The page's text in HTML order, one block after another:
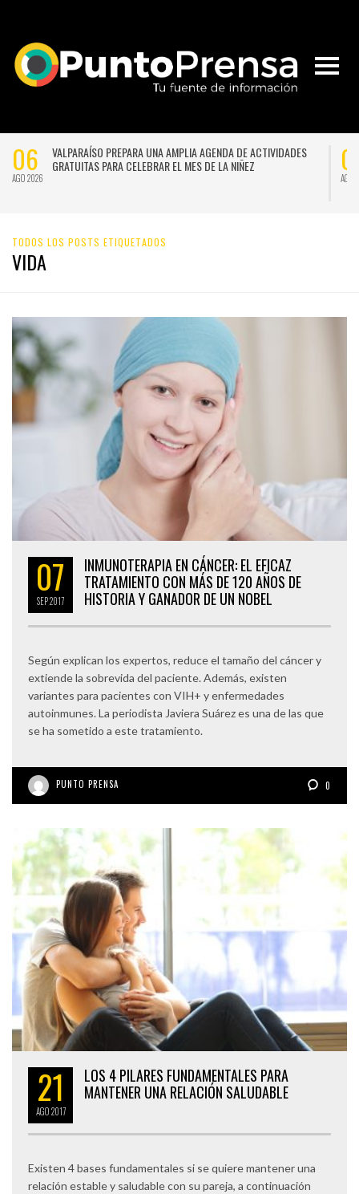
PREPARA UNA AMPLIA AGENDA DE ACTIVIDADES
PARA CELEBRAR EL MES DE LA NIÑEZ
04
PUCV
TODOS LOS POSTS ETIQUETADOS
VIDA
07
SEP2017
INMUNOTERAPIA EN CÁNCER: EL EFICAZ
TRATAMIENTO CON MÁS DE 120 AÑOS DE
HISTORIA Y GANADOR DE UN NOBEL
Según explican los expertos, reduce el tamaño del cáncer y
extiende la sobrevida del paciente. Además, existen
variantes para pacientes con VIH+ y enfermedades
autoinmunes. La periodista Javiera Suárez es una de las que
se ha sometido a este tratamiento.
PUNTO PRENSA 0
21
AGO2017
LOS 4 PILARES FUNDAMENTALES PARA
MANTENER UNA RELACIÓN SALUDABLE
Existen 4 bases fundamentales si se quiere mantener una
relación estable y saludable con su pareja, a continuación